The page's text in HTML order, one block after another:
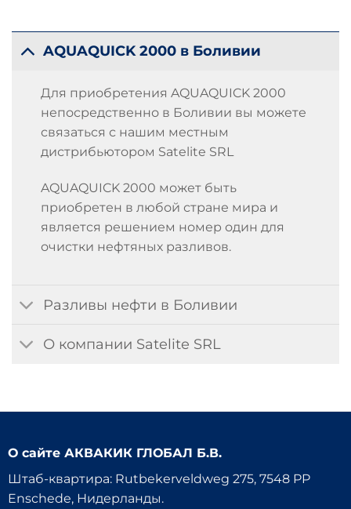
AQUAQUICK 2000 в Боливии
Для приобретения AQUAQUICK 2000
непосредственно в Боливии вы можете
связаться с нашим местным
дистрибьютором Satelite SRL
AQUAQUICK 2000 может быть
приобретен в любой стране мира и
является решением номер один для
очистки нефтяных разливов.
Разливы нефти в Боливии
О компании Satelite SRL
О сайте АКВАКИК ГЛОБАЛ Б.В.
Штаб-квартира: Rutbekerveldweg 275, 7548 PP
Enschede, Нидерланды.